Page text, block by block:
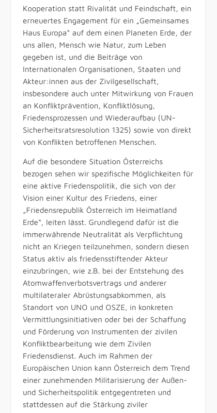
Kooperation statt Rivalität und Feindschaft, ein
erneuertes Engagement für ein „Gemeinsames
Haus Europa“ auf dem einen Planeten Erde, der
uns allen, Mensch wie Natur, zum Leben
gegeben ist, und die Beiträge von
Internationalen Organisationen, Staaten und
Akteur:innen aus der Zivilgesellschaft,
insbesondere auch unter Mitwirkung von Frauen
an Konfliktprävention, Konfliktlösung,
Friedensprozessen und Wiederaufbau (UN-
Sicherheitsratsresolution 1325) sowie von direkt
von Konflikten betroffenen Menschen.
Auf die besondere Situation Österreichs
bezogen sehen wir spezifische Möglichkeiten für
eine aktive Friedenspolitik, die sich von der
Vision einer Kultur des Friedens, einer
„Friedensrepublik Österreich im Heimatland
Erde“, leiten lässt. Grundlegend dafür ist die
immerwährende Neutralität als Verpflichtung
nicht an Kriegen teilzunehmen, sondern diesen
Status aktiv als friedensstiftender Akteur
einzubringen, wie z.B. bei der Entstehung des
Atomwaffenverbotsvertrags und anderer
multilateraler Abrüstungsabkommen, als
Standort von UNO und OSZE, in konkreten
Vermittlungsinitiativen oder bei der Schaffung
und Förderung von Instrumenten der zivilen
Konfliktbearbeitung wie dem Zivilen
Friedensdienst. Auch im Rahmen der
Europäischen Union kann Österreich dem Trend
einer zunehmenden Militarisierung der Außen-
und Sicherheitspolitik entgegentreten und
stattdessen auf die Stärkung ziviler